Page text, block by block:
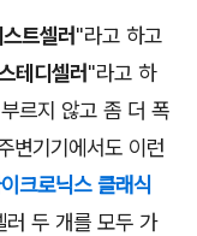
트셀러"라고 하고
테디셀러"라고 하
르지 않고 좀 더 폭
변기기에서도 이런
크로닉스 클래식
러 두 개를 모두 가